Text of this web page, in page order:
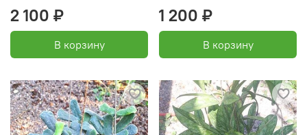
2 100 ₽
В корзину
1 200 ₽
В корзину